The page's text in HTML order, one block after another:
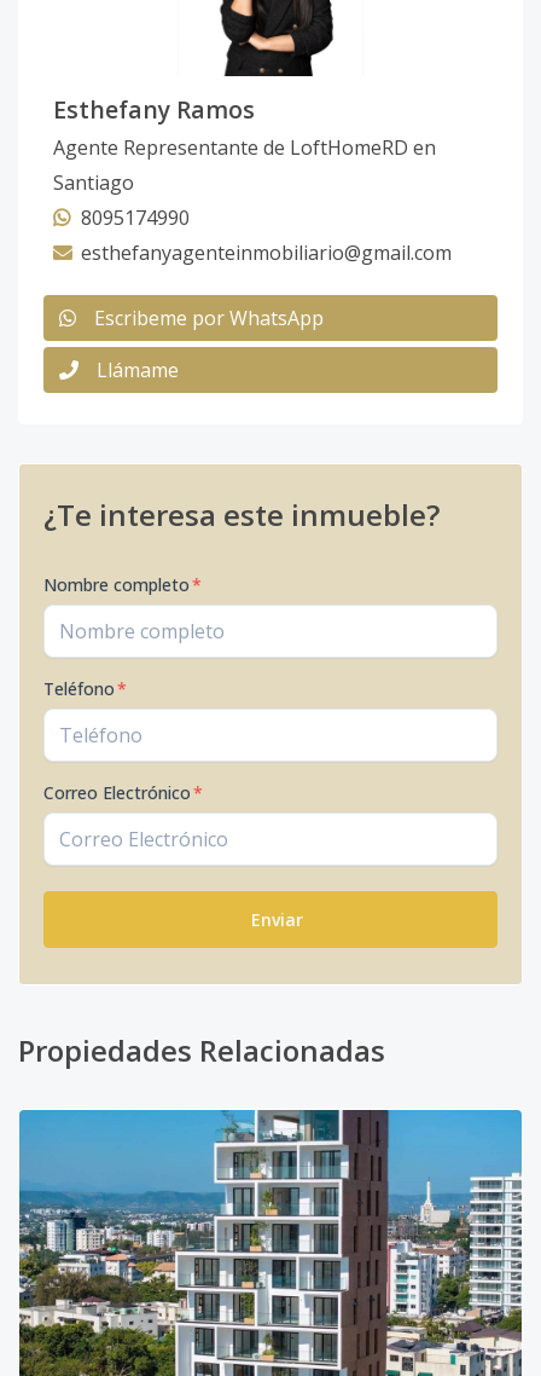
Esthefany Ramos
Agente Representante de LoftHomeRD en
Santiago
8095174990
esthefanyagenteinmobiliario@gmail.com
Escribeme por WhatsApp
Llámame
¿Te interesa este inmueble?
Nombre completo*
Teléfono*
Correo Electrónico*
Enviar
Propiedades Relacionadas